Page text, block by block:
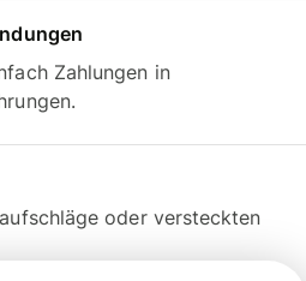
Zahlungen in
oder versteckten